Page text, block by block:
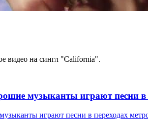
видео на сингл "California".
музыканты играют песни в